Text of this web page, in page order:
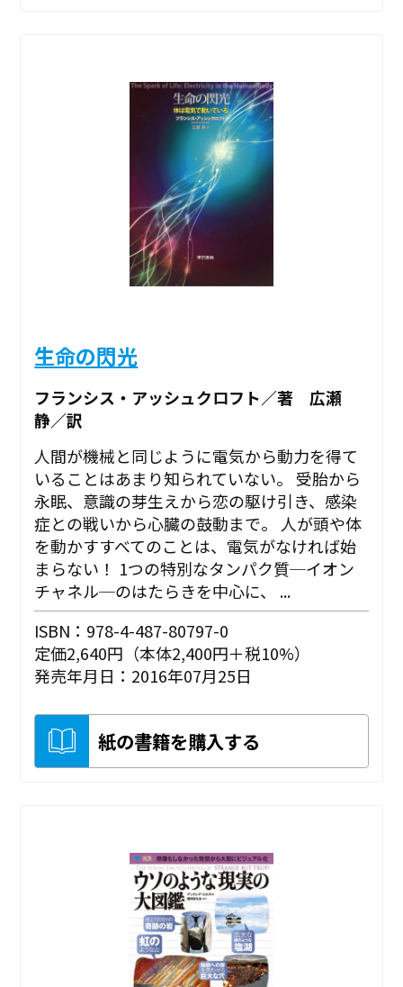
生命の閃光
フランシス・アッシュクロフト／著 広瀬
静／訳
人間が機械と同じように電気から動力を得て
いることはあまり知られていない。 受胎から
永眠、意識の芽生えから恋の駆け引き、感染
症との戦いから心臓の鼓動まで――。 人が頭や体
を動かすすべてのことは、電気がなければ始
まらない！ 1つの特別なタンパク質─イオン
チャネル─のはたらきを中心に、 ...
ISBN：978-4-487-80797-0
定価2,640円（本体2,400円＋税10%）
発売年月日：2016年07月25日
紙の書籍を購入する